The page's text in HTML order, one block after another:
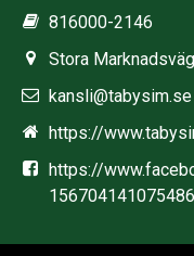
816000-2146
Stora
kansli@tabysim.se
https://
https://